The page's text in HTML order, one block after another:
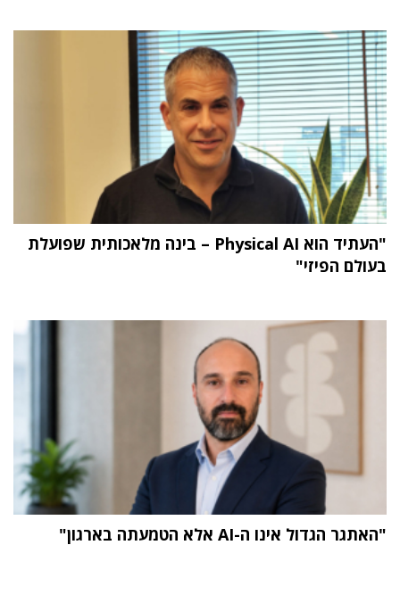
"העתיד הוא Physical AI – בינה מלאכותית שפועלת
בעולם הפיזי"
"האתגר הגדול אינו ה-AI אלא הטמעתה בארגון"